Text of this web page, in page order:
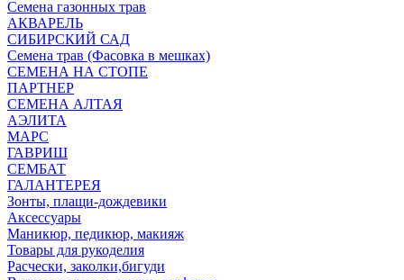
Семена газонных трав
АКВАРЕЛЬ
СИБИРСКИЙ САД
Семена трав (Фасовка в мешках)
СЕМЕНА НА СТОПЕ
ПАРТНЕР
СЕМЕНА АЛТАЯ
АЭЛИТА
МАРС
ГАВРИШ
СЕМБАТ
ГАЛАНТЕРЕЯ
Зонты, плащи-дождевики
Аксессуары
Маникюр, педикюр, макияж
Товары для рукоделия
Расчески, заколки,бигуди